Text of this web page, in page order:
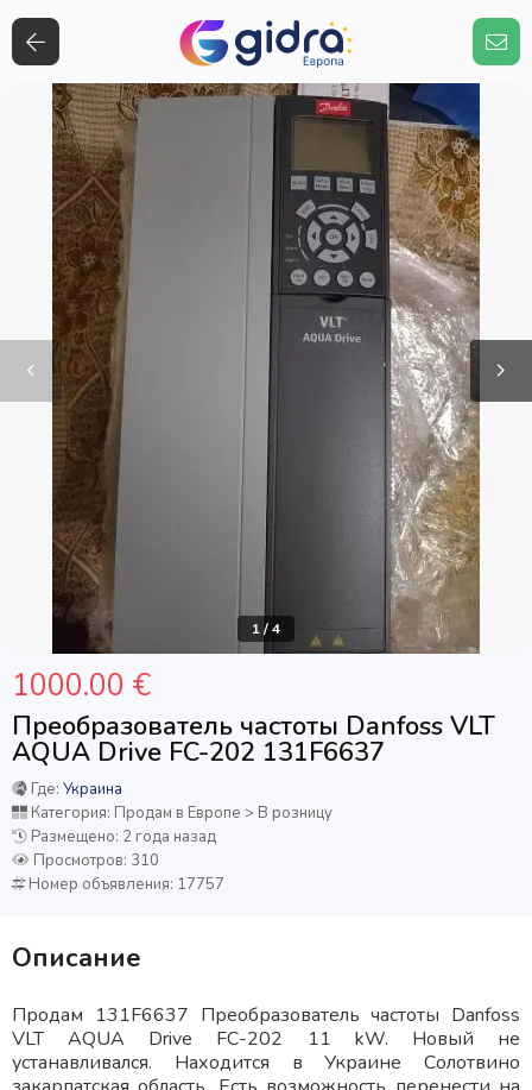
1/4
Преобразователь частоты Danfoss VLT
AQUA Drive FC-202 131F6637
1000.00 €
Где: Украина
Категория: Продам в Европе > В розницу
Размещено: 2 года назад
Просмотров: 310
Номер объявления: 17757
Описание
Продам 131F6637 Преобразователь частоты Danfoss
VLT AQUA Drive FC-202 11 kW. Новый не
устанавливался. Находится в Украине Солотвино